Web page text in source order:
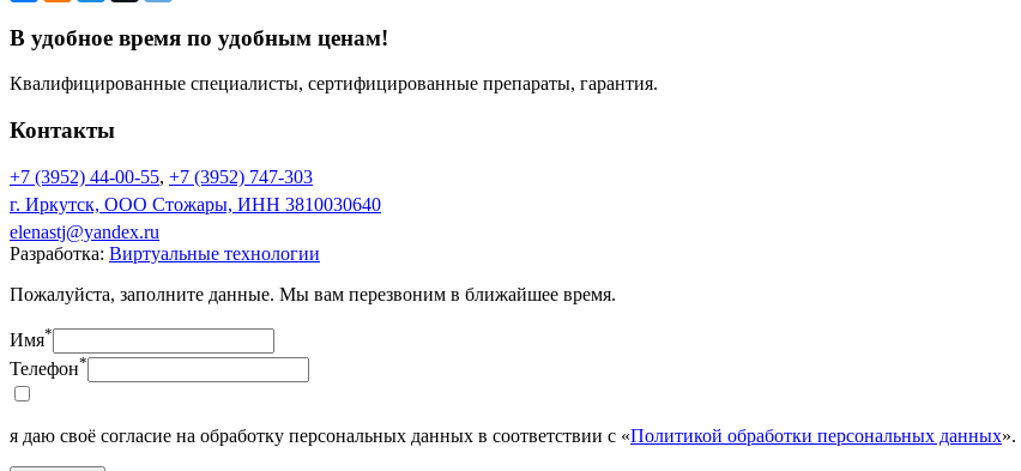
В удобное время по удобным ценам!
Квалифицированные специалисты, сертифицированные препараты, гарантия.
Контакты
+7 (3952) 44-00-55, +7 (3952) 747-303
г. Иркутск, ООО Стожары, ИНН 3810030640
elenastj@yandex.ru
Разработка: Виртуальные технологии
Пожалуйста, заполните данные. Мы вам перезвоним в ближайшее время.
Имя*
Телефон*
я даю своё согласие на обработку персональных данных в соответствии с «Политикой обработки персональных данных».